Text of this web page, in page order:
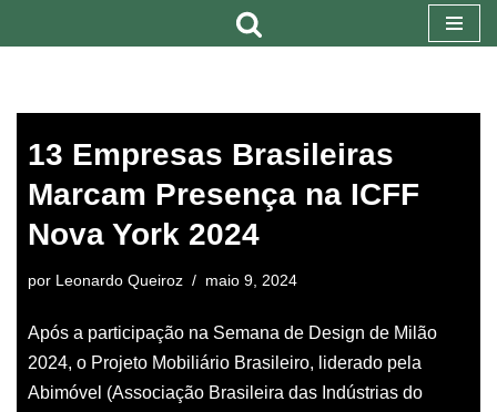
conteúdo
13 Empresas Brasileiras
Marcam Presença na ICFF
Nova York 2024
por Leonardo Queiroz maio 9, 2024
Após a participação na Semana de Design de Milão
2024, o Projeto Mobiliário Brasileiro, liderado pela
Abimóvel (Associação Brasileira das Indústrias do